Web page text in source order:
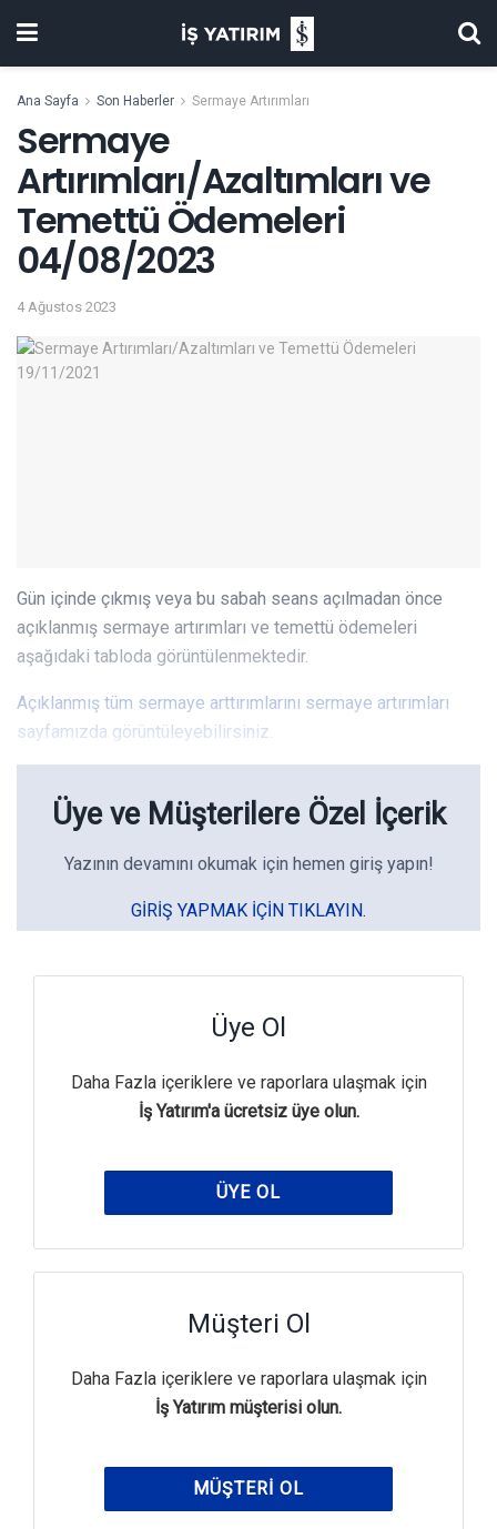
Ana Sayfa Son Haberler Sermaye Artırımları
Sermaye
Artırımları/Azaltımları ve
Temettü Ödemeleri
04/08/2023
4 Ağustos 2023
Gün içinde çıkmış veya bu sabah seans açılmadan önce
açıklanmış sermaye artırımları ve temettü ödemeleri
aşağıdaki tabloda görüntülenmektedir.
Açıklanmış tüm sermaye arttırımlarını sermaye artırımları
sayfamızda görüntüleyebilirsiniz.
Üye ve Müşterilere Özel İçerik
Yazının devamını okumak için hemen giriş yapın!
GIRIŞ YAPMAK IÇIN TIKLAYIN.
Üye Ol
Daha Fazla içeriklere ve raporlara ulaşmak için
İş Yatırım'a ücretsiz üye olun.
ÜYE OL
Müşteri Ol
Daha Fazla içeriklere ve raporlara ulaşmak için
İş Yatırım müşterisi olun.
MÜŞTERI OL